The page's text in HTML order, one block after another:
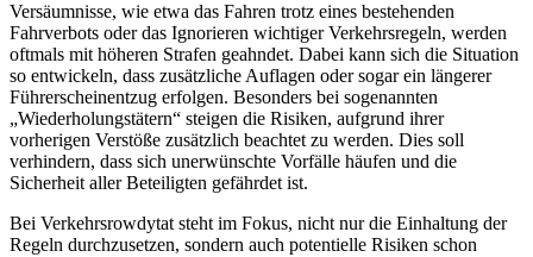
Versäumnisse, wie etwa das Fahren trotz eines bestehenden
Fahrverbots oder das Ignorieren wichtiger Verkehrsregeln, werden
oftmals mit höheren Strafen geahndet. Dabei kann sich die Situation
so entwickeln, dass zusätzliche Auflagen oder sogar ein längerer
Führerscheinentzug erfolgen. Besonders bei sogenannten
„Wiederholungstätern“ steigen die Risiken, aufgrund ihrer
vorherigen Verstöße zusätzlich beachtet zu werden. Dies soll
verhindern, dass sich unerwünschte Vorfälle häufen und die
Sicherheit aller Beteiligten gefährdet ist.
Bei Verkehrsrowdytat steht im Fokus, nicht nur die Einhaltung der
Regeln durchzusetzen, sondern auch potentielle Risiken schon